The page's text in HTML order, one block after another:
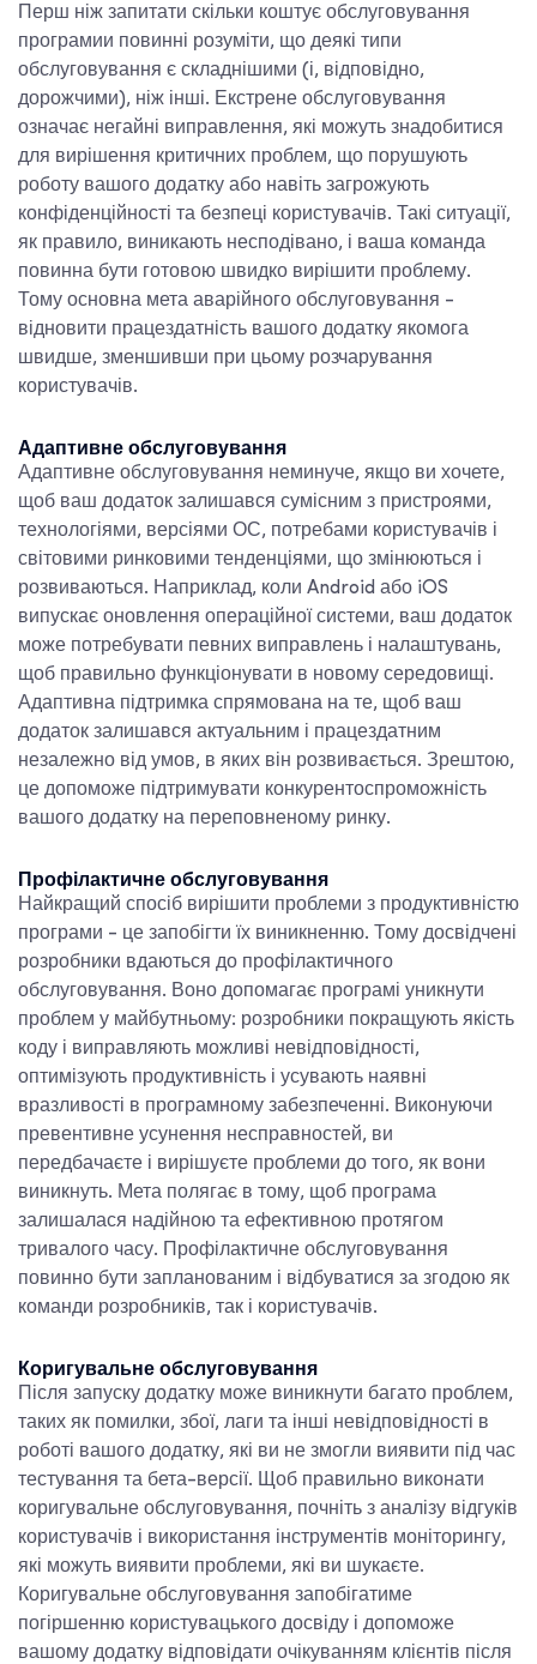
Перш ніж запитати скільки коштує обслуговування
програмии повинні розуміти, що деякі типи
обслуговування є складнішими (і, відповідно,
дорожчими), ніж інші. Екстрене обслуговування
означає негайні виправлення, які можуть знадобитися
для вирішення критичних проблем, що порушують
роботу вашого додатку або навіть загрожують
конфіденційності та безпеці користувачів. Такі ситуації,
як правило, виникають несподівано, і ваша команда
повинна бути готовою швидко вирішити проблему.
Тому основна мета аварійного обслуговування -
відновити працездатність вашого додатку якомога
швидше, зменшивши при цьому розчарування
користувачів.
Адаптивне обслуговування
Адаптивне обслуговування неминуче, якщо ви хочете,
щоб ваш додаток залишався сумісним з пристроями,
технологіями, версіями ОС, потребами користувачів і
світовими ринковими тенденціями, що змінюються і
розвиваються. Наприклад, коли Android або iOS
випускає оновлення операційної системи, ваш додаток
може потребувати певних виправлень і налаштувань,
щоб правильно функціонувати в новому середовищі.
Адаптивна підтримка спрямована на те, щоб ваш
додаток залишався актуальним і працездатним
незалежно від умов, в яких він розвивається. Зрештою,
це допоможе підтримувати конкурентоспроможність
вашого додатку на переповненому ринку.
Профілактичне обслуговування
Найкращий спосіб вирішити проблеми з продуктивністю
програми - це запобігти їх виникненню. Тому досвідчені
розробники вдаються до профілактичного
обслуговування. Воно допомагає програмі уникнути
проблем у майбутньому: розробники покращують якість
коду і виправляють можливі невідповідності,
оптимізують продуктивність і усувають наявні
вразливості в програмному забезпеченні. Виконуючи
превентивне усунення несправностей, ви
передбачаєте і вирішуєте проблеми до того, як вони
виникнуть. Мета полягає в тому, щоб програма
залишалася надійною та ефективною протягом
тривалого часу. Профілактичне обслуговування
повинно бути запланованим і відбуватися за згодою як
команди розробників, так і користувачів.
Коригувальне обслуговування
Після запуску додатку може виникнути багато проблем,
таких як помилки, збої, лаги та інші невідповідності в
роботі вашого додатку, які ви не змогли виявити під час
тестування та бета-версії. Щоб правильно виконати
коригувальне обслуговування, почніть з аналізу відгуків
користувачів і використання інструментів моніторингу,
які можуть виявити проблеми, які ви шукаєте.
Коригувальне обслуговування запобігатиме
погіршенню користувацького досвіду і допоможе
вашому додатку відповідати очікуванням клієнтів після